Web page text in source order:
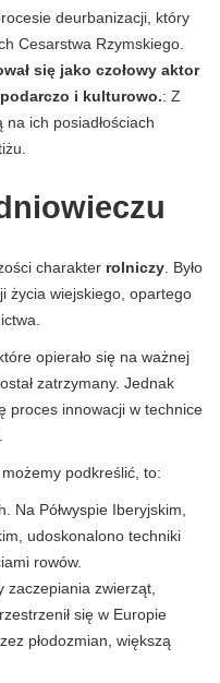
deurbanizacji, który
Cesarstwa Rzymskiego.
się jako czołowy aktor
i kulturowo.: Z
ich posiadłościach
charakter rolniczy . Było
życia wiejskiego, opartego
opierało się na ważnej
zatrzymany. Jednak
proces innowacji w technice
podkreślić, to:
Na Półwyspie Iberyjskim,
udoskonalono techniki
rowów.
zaczepiania zwierząt,
się w Europie
płodozmian, większą